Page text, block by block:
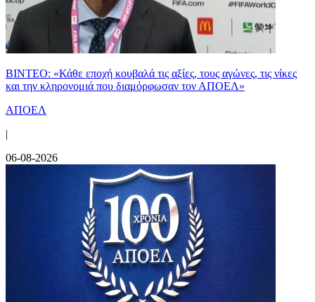
ΒΙΝΤΕΟ: «Κάθε εποχή κουβαλά τις αξίες, τους αγώνες, τις νίκες
και την κληρονομιά που διαμόρφωσαν τον ΑΠΟΕΛ»
ΑΠΟΕΛ
|
06-08-2026